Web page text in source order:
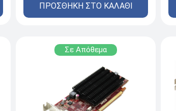
ΠΡΟΣΘΗΚΗ ΣΤΟ ΚΑΛΑΘΙ
Σε Απόθεμα